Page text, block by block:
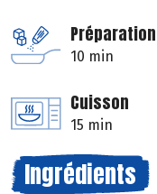
Préparation
10 min
Cuisson
15 min
Ingrédients